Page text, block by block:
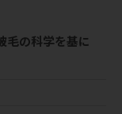
の科学を基に